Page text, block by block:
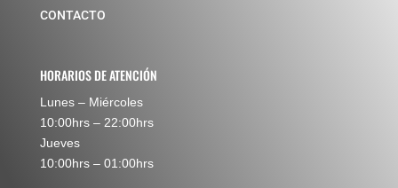
CONTACTO
HORARIOS DE ATENCIÓN
Lunes – Miércoles
10:00hrs – 22:00hrs
Jueves
10:00hrs – 01:00hrs